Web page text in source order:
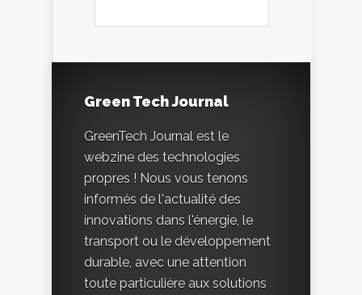
Green Tech Journal
GreenTech Journal est le
webzine des technologies
propres ! Nous vous tenons
informés de l'actualité des
innovations dans l'énergie, le
transport ou le développement
durable, avec une attention
toute particulière aux solutions